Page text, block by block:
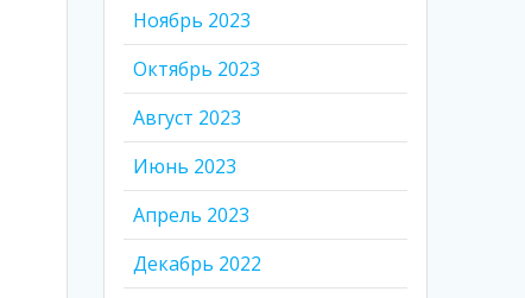
Ноябрь 2023
Октябрь 2023
Август 2023
Июнь 2023
Апрель 2023
Декабрь 2022